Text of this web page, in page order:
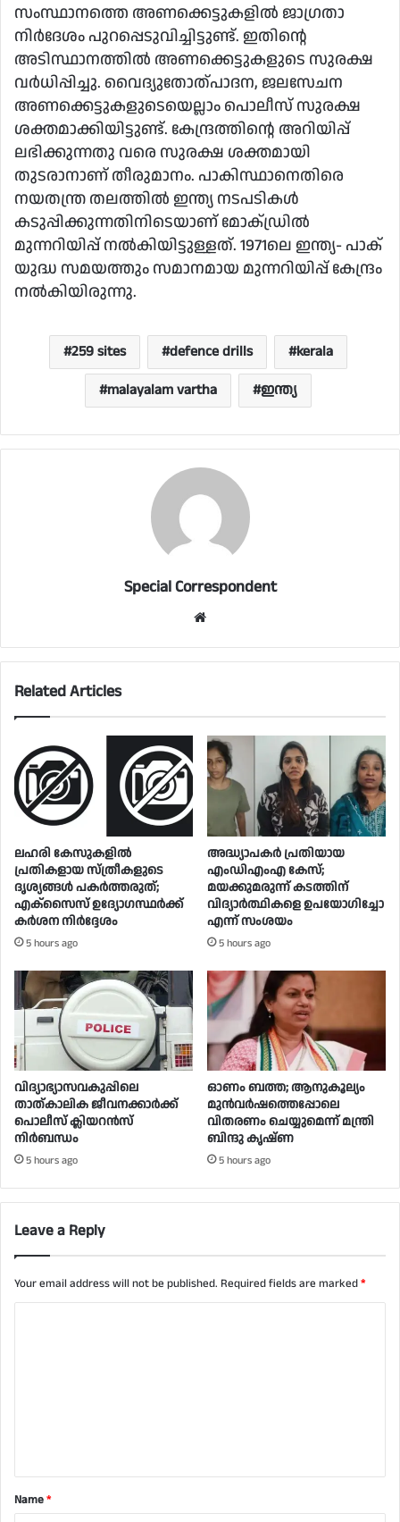
സംസ്ഥാനത്തെ അണക്കെട്ടുകളില്‍ ജാഗ്രതാ
നിര്‍ദേശം പുറപ്പെടുവിച്ചിട്ടുണ്ട്. ഇതിന്റെ
അടിസ്ഥാനത്തില്‍ അണക്കെട്ടുകളുടെ സുരക്ഷ
വര്‍ധിപ്പിച്ചു. വൈദ്യുതോത്പാദന, ജലസേചന
അണക്കെട്ടുകളുടെയെല്ലാം പൊലീസ് സുരക്ഷ
ശക്തമാക്കിയിട്ടുണ്ട്. കേന്ദ്രത്തിന്റെ അറിയിപ്പ്
ലഭിക്കുന്നതു വരെ സുരക്ഷ ശക്തമായി
തുടരാനാണ് തീരുമാനം. പാകിസ്ഥാനെതിരെ
നയതന്ത്ര തലത്തില്‍ ഇന്ത്യ നടപടികള്‍
കടുപ്പിക്കുന്നതിനിടെയാണ് മോക്ഡ്രില്‍
മുന്നറിയിപ്പ് നല്‍കിയിട്ടുള്ളത്. 1971ലെ ഇന്ത്യ- പാക്
യുദ്ധ സമയത്തും സമാനമായ മുന്നറിയിപ്പ് കേന്ദ്രം
നല്‍കിയിരുന്നു.
259 sites defence drills
kerala
malayalam vartha
ഇന്ത്യ
Special Correspondent
Related Articles
ലഹരി കേസുകളിൽ
പ്രതികളായ സ്ത്രീകളുടെ
ദൃശ്യങ്ങൾ പകർത്തരുത്;
എക്‌സൈസ് ഉദ്യോഗസ്ഥർക്ക്
കർശന നിർദ്ദേശം
5 hours ago
അദ്ധ്യാപകർ പ്രതിയായ
എംഡിഎംഎ കേസ്;
മയക്കുമരുന്ന് കടത്തിന്
വിദ്യാർത്ഥികളെ ഉപയോ​ഗിച്ചോ
എന്ന് സംശയം
5 hours ago
വിദ്യാഭ്യാസവകുപ്പിലെ
താത്കാലിക ജീവനക്കാർക്ക്
പൊലീസ് ക്ലിയറൻസ്
നിർബന്ധം
5 hours ago
ഓണം ബത്ത; ആനുകൂല്യം
മുൻവർഷത്തെപ്പോലെ
വിതരണം ചെയ്യുമെന്ന് മന്ത്രി
ബിന്ദു കൃഷ്ണ
5 hours ago
Leave a Reply
Your email address will not be published. Required fields are marked*
t
*Name*